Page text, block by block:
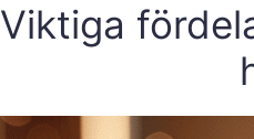
Viktiga